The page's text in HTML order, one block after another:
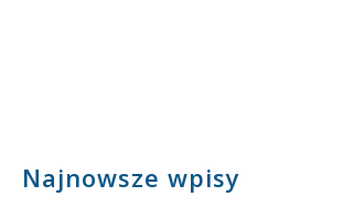
Najnowsze wpisy